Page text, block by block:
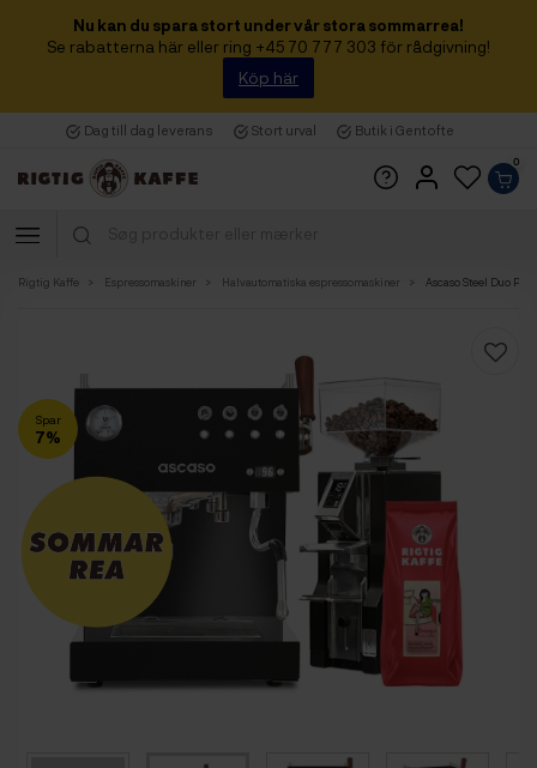
Nu kan du spara stort under vår stora sommarrea!
Se rabatterna här eller ring +45 70 777 303 för rådgivning!
Köp här
Dag till dag leverans Stort urval Butik i Gentofte
0
Rigtig Kaffe Espressomaskiner Halvautomatiska espressomaskiner Ascaso Steel Duo
Spar
7%